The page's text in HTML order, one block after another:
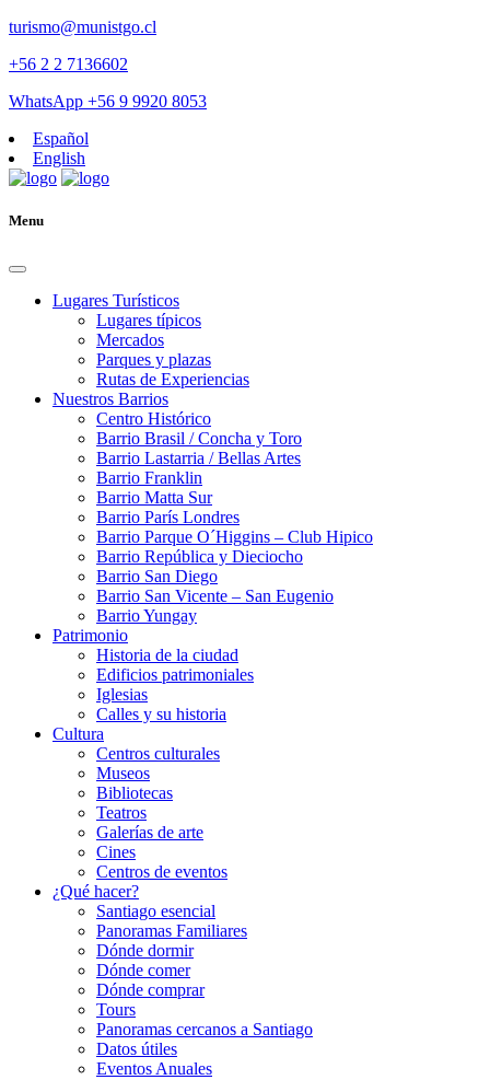
turismo@munistgo.cl
+56 2 2 7136602
WhatsApp +56 9 9920 8053
Español
English
Menu
Lugares Turísticos
Lugares tí­picos
Mercados
Parques y plazas
Rutas de Experiencias
Nuestros Barrios
Centro Histórico
Barrio Brasil / Concha y Toro
Barrio Lastarria / Bellas Artes
Barrio Franklin
Barrio Matta Sur
Barrio Parí­s Londres
Barrio Parque O´Higgins – Club Hipico
Barrio República y Dieciocho
Barrio San Diego
Barrio San Vicente – San Eugenio
Barrio Yungay
Patrimonio
Historia de la ciudad
Edificios patrimoniales
Iglesias
Calles y su historia
Cultura
Centros culturales
Museos
Bibliotecas
Teatros
Galerí­as de arte
Cines
Centros de eventos
¿Qué hacer?
Santiago esencial
Panoramas Familiares
Dónde dormir
Dónde comer
Dónde comprar
Tours
Panoramas cercanos a Santiago
Datos útiles
Eventos Anuales